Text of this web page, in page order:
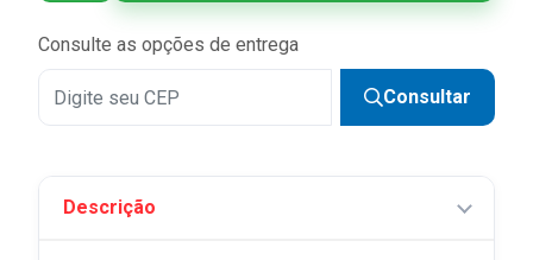
Consulte as opções de entrega
Consultar
Descrição